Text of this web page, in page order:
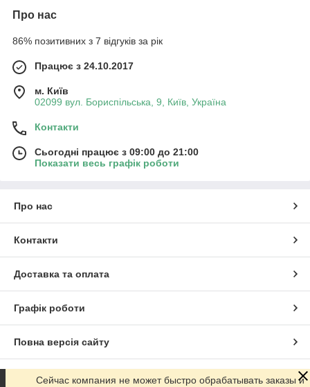
Про нас
86% позитивних з 7 відгуків за рік
Працює з 24.10.2017
м. Київ
02099 вул. Бориспільська, 9, Київ, Україна
Контакти
Сьогодні працює з 09:00 до 21:00
Показати весь графік роботи
Про нас
Контакти
Доставка та оплата
Графік роботи
Повна версія сайту
Сайт створено на маркетплейсі Prom.ua
Сейчас компания не может быстро обрабатывать заказы и